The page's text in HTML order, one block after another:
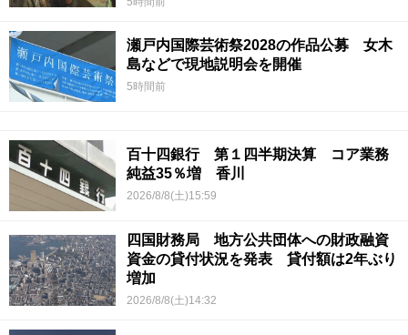
瀬戸内国際芸術祭2028の作品公募 女木
島などで現地説明会を開催
5時間前
百十四銀行 第１四半期決算 コア業務
純益35％増 香川
2026/8/8(土)15:59
四国財務局 地方公共団体への財政融資
資金の貸付状況を発表 貸付額は2年ぶり
増加
2026/8/8(土)14:32